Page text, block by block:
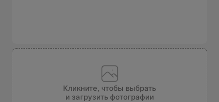
Кликните, чтобы выбрать
и загрузить фотографии